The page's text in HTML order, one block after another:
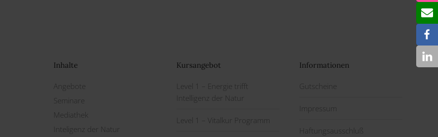
Inhalte
Angebote
Seminare
Mediathek
Inteligenz der Natur
Kursangebot
Level 1 – Energie trifft
Intelligenz der Natur
Level 1 – Vitalkur Programm
Informationen
Gutscheine
Impressum
Haftungsausschluß